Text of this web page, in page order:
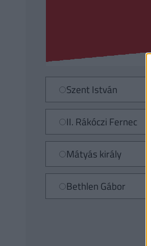
Szent István
II. Rákóczi Fernec
Mátyás király
Bethlen Gábor